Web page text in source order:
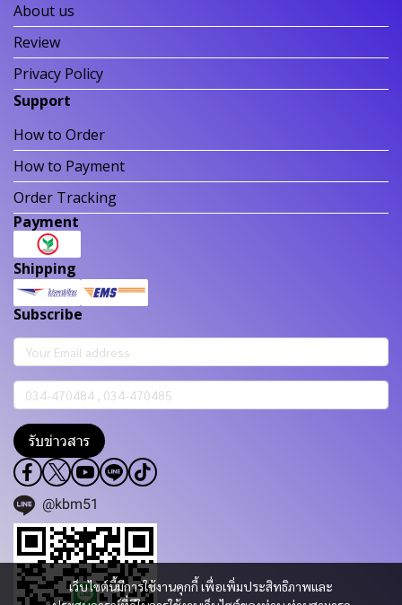
เว็บไซต์นี้มีการใช้งานคุกกี้ เพื่อเพิ่มประสิทธิภาพและ
About us
Review
Privacy Policy
Support
How to Order
How to Payment
Order Tracking
Payment
Shipping
Subscribe
รับข่าวสาร
@kbm51